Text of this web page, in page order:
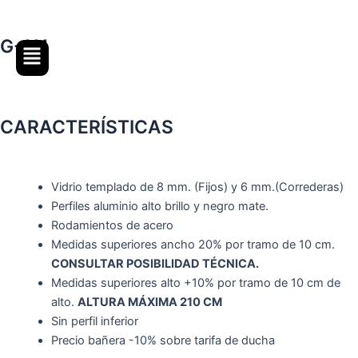
contenido
G-111
CARACTERÍSTICAS
Vidrio templado de 8 mm. (Fijos) y 6 mm.(Correderas)
Perfiles aluminio alto brillo y negro mate.
Rodamientos de acero
Medidas superiores ancho 20% por tramo de 10 cm.
CONSULTAR POSIBILIDAD TÉCNICA.
Medidas superiores alto +10% por tramo de 10 cm de
alto. ALTURA MÁXIMA 210 CM
Sin perfil inferior
Precio bañera -10% sobre tarifa de ducha